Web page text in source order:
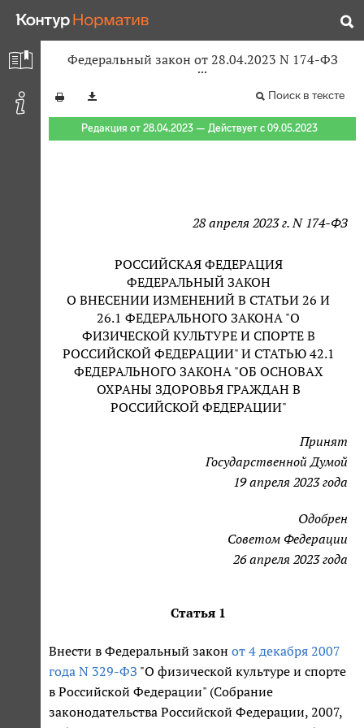
Федеральный закон от 28.04.2023 N 174-ФЗ
Поиск в тексте
Редакция от 28.04.2023 — Действует с 09.05.2023
28 апреля 2023 г. N 174-ФЗ
РОССИЙСКАЯ ФЕДЕРАЦИЯ
ФЕДЕРАЛЬНЫЙ ЗАКОН
О ВНЕСЕНИИ ИЗМЕНЕНИЙ В СТАТЬИ 26 И
26.1 ФЕДЕРАЛЬНОГО ЗАКОНА "О
ФИЗИЧЕСКОЙ КУЛЬТУРЕ И СПОРТЕ В
РОССИЙСКОЙ ФЕДЕРАЦИИ" И СТАТЬЮ 42.1
ФЕДЕРАЛЬНОГО ЗАКОНА "ОБ ОСНОВАХ
ОХРАНЫ ЗДОРОВЬЯ ГРАЖДАН В
РОССИЙСКОЙ ФЕДЕРАЦИИ"
Принят
Государственной Думой
19 апреля 2023 года
Одобрен
Советом Федерации
26 апреля 2023 года
Статья 1
Внести в Федеральный закон от 4 декабря 2007
года N 329-ФЗ "О физической культуре и спорте
в Российской Федерации" (Собрание
законодательства Российской Федерации, 2007,